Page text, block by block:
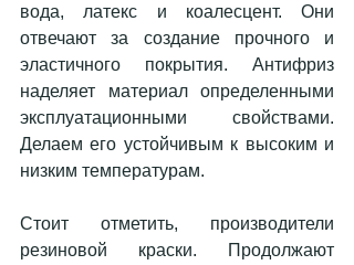
вода, латекс и коалесцент. Они
отвечают за создание прочного и
эластичного покрытия. Антифриз
наделяет материал определенными
эксплуатационными свойствами.
Делаем его устойчивым к высоким и
низким температурам.
Стоит отметить, производители
резиновой краски. Продолжают